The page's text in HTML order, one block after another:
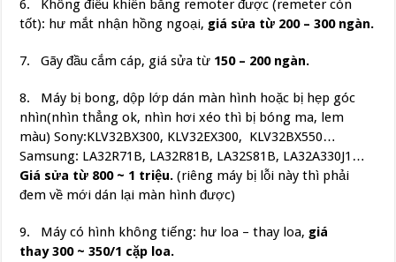
6. Không điều khiển bằng remoter được (remeter còn
tốt): hư mắt nhận hồng ngoại, giá sửa từ 200 – 300 ngàn.
7. Gãy đầu cắm cáp, giá sửa từ 150 – 200 ngàn.
8. Máy bị bong, dộp lớp dán màn hình hoặc bị hẹp góc
nhìn(nhìn thẳng ok, nhìn hơi xéo thì bị bóng ma, lem
màu) Sony:KLV32BX300, KLV32EX300, KLV32BX550…
Samsung: LA32R71B, LA32R81B, LA32S81B, LA32A330J1…
Giá sửa từ 800 ~ 1 triệu. (riêng máy bị lỗi này thì phải
đem về mới dán lại màn hình được)
9. Máy có hình không tiếng: hư loa – thay loa, giá
thay 300 ~ 350/1 cặp loa.